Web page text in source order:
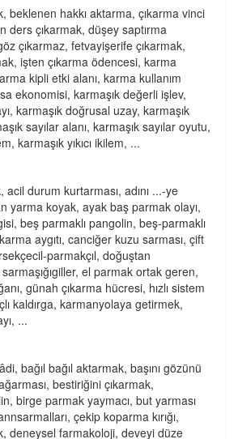
beklenen hakkı aktarma, çıkarma vinci
ders çıkarmak, düşey saptırma
çıkarmaz, fetvayişerife çıkarmak,
işten çıkarma ödencesi, karma
kipli etki alanı, karma kullanım
ekonomisi, karmaşık değerli işlev,
karmaşık doğrusal uzay, karmaşık
sayılar alanı, karmaşık sayılar oyutu,
karmaşık yıkıcı ikilem, ...
acil durum kurtarması, adını ...-ye
yarma koyak, ayak baş parmak olayı,
beş parmaklı pangolin, beş-parmaklı
aygıtı, canciğer kuzu sarması, çift
parmakçıl, doğuştan
el parmak ortak geren,
günah çıkarma hücresi, hızlı sistem
kaldırga, karmanyolaya getirmek,
...
bağıl bağıl aktarmak, başını gözünü
bestiriğini çıkarmak,
birge parmak yaymacı, but yarması
çekip koparma kırığı,
deneysel farmakoloji, deveyi düze